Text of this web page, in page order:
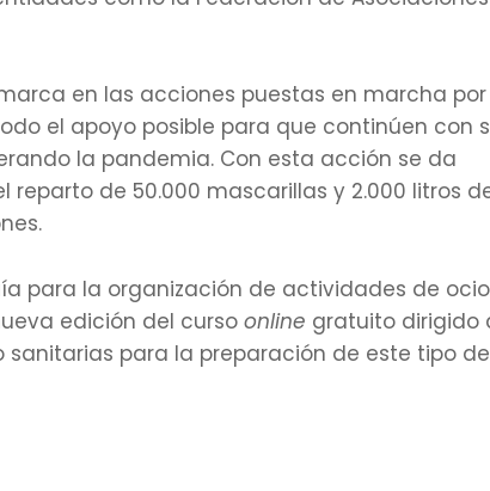
en las acciones puestas en marcha por
el apoyo posible para que continúen con
la pandemia. Con esta acción se da
de 50.000 mascarillas y 2.000 litros
para la organización de actividades de
edición del cursoonline gratuito dirigido
para la preparación de este tipo de